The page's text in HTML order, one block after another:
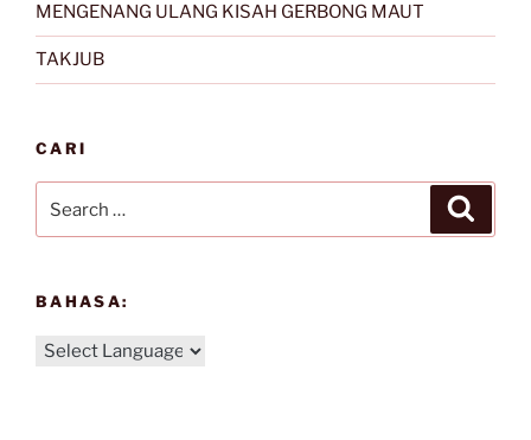
MENGENANG ULANG KISAH GERBONG MAUT
TAKJUB
CARI
for:
BAHASA: